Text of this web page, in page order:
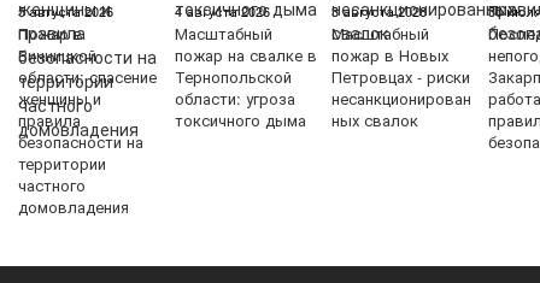
5 августа 2026
Пожар в
Винницкой
области: спасение
женщины и
правила
безопасности на
территории
частного
домовладения
4 августа 2026
Масштабный
пожар на свалке в
Тернопольской
области: угроза
токсичного дыма
3 августа 2026
Масштабный
пожар в Новых
Петровцах - риски
несанкционирован
ных свалок
30